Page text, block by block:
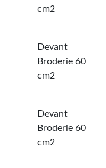
cm2
Devant
Broderie 60
cm2
Devant
Broderie 60
cm2